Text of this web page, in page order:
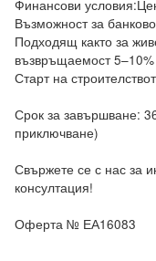
Финансови
Възможност за
Подходящ както за
възвръщаемост 5–10%
Старт на
Срок за завършване:
приключване)
Свържете се с нас за
консултация!
Оферта № ЕА16083